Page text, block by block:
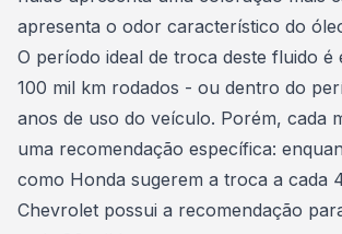
apresenta o odor característico do
O período ideal de troca deste fluido é
100 mil km rodados - ou dentro do
anos de uso do veículo. Porém, cada
uma recomendação específica:
como Honda sugerem a troca a cada
Chevrolet possui a recomendação